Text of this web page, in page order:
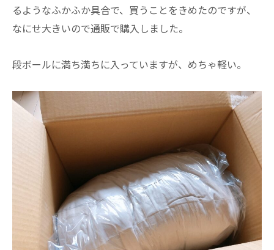
るようなふかふか具合で、買うことをきめたのですが、
なにせ大きいので通販で購入しました。
段ボールに満ち満ちに入っていますが、めちゃ軽い。